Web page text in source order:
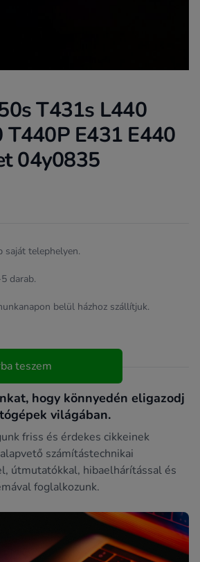
T431s L440
E431 E440
04y0835
saját telephelyen.
darab.
belül házhoz szállítjuk.
teszem
hogy könnyedén eligazodj
világában.
friss és érdekes cikkeinek
számítástechnikai
útmutatókkal, hibaelhárítással és
foglalkozunk.